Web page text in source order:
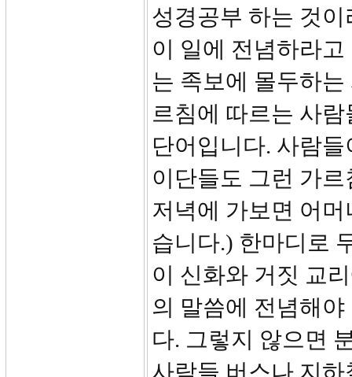
성경공부 하는 것
이 일에 전념하라
는 족보에 몰두하
르침에 따르는 사
단어입니다. 사람
이단들도 그런 가
저녁에 가보면 어
습니다.) 한마디로
이 신화와 거짓 교
의 말씀에 전념해
다. 그렇지 않으면
사람들 버스나 지